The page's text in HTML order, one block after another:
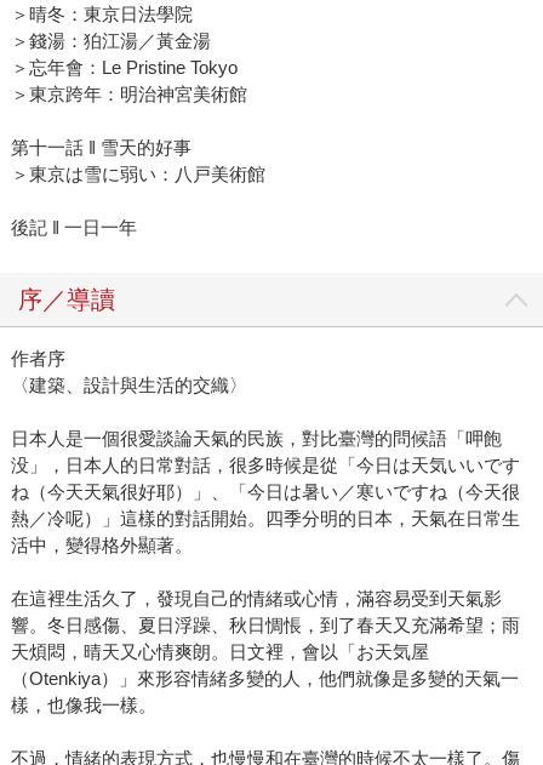
＞晴冬：東京日法學院
＞錢湯：狛江湯／黃金湯
＞忘年會：Le Pristine Tokyo
＞東京跨年：明治神宮美術館
第十一話 ‖ 雪天的好事
＞東京は雪に弱い：八戸美術館
後記 ‖ 一日一年
序／導讀
作者序
〈建築、設計與生活的交織〉
日本人是一個很愛談論天氣的民族，對比臺灣的問候語「呷飽
没」，日本人的日常對話，很多時候是從「今日は天気いいです
ね（今天天氣很好耶）」、「今日は暑い／寒いですね（今天很
熱／冷呢）」這樣的對話開始。四季分明的日本，天氣在日常生
活中，變得格外顯著。
在這裡生活久了，發現自己的情緒或心情，滿容易受到天氣影
響。冬日感傷、夏日浮躁、秋日惆悵，到了春天又充滿希望；雨
天煩悶，晴天又心情爽朗。日文裡，會以「お天気屋
（Otenkiya）」來形容情緒多變的人，他們就像是多變的天氣一
樣，也像我一樣。
不過，情緒的表現方式，也慢慢和在臺灣的時候不太一樣了。傷